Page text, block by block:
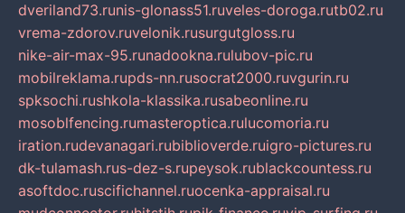
dveriland73.runis-glonass51.ruveles-doroga.rutb02.ru
vrema-zdorov.ruvelonik.rusurgutgloss.ru
nike-air-max-95.runadookna.rulubov-pic.ru
mobilreklama.rupds-nn.rusocrat2000.ruvgurin.ru
spksochi.rushkola-klassika.rusabeonline.ru
mosoblfencing.rumasteroptica.rulucomoria.ru
iration.rudevanagari.rubiblioverde.ruigro-pictures.ru
dk-tulamash.rus-dez-s.rupeysok.rublackcountess.ru
asoftdoc.ruscifichannel.ruocenka-appraisal.ru